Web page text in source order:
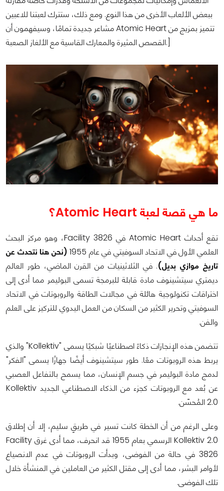
ببعض الألعاب الأخرى من هذا النوع. ومع ذلك، ستترك لعبتنا للاعبين
مشاعر جديدة تمامًا، وسيفهمون أن Atomic Heart تتميز بمزيج من
القصص المثيرة والمعارك القاسية مع الألغاز الصعبة.]
ما هي قصة لعبة Atomic Heart؟
تقع أحداث Atomic Heart في Facility 3826، وهو مركز البحث
العلمي الأول في الاتحاد السوفيتي في عام 1955
(نحن هنا نتحدث عن
تاريخ موازي بديل). في الثلاثينيات من القرن الماضي، طور العالم
ديمتري سيتشينوف مادة قابلة للبرمجة تسمى البوليمر مما أدى إلى
اختراقات تكنولوجية هائلة في مجالات الطاقة والروبوتات في الاتحاد
السوفيتي وتحرير الكثير من السكان من العمل اليدوي للتركيز على العلم
والفن.
تتضمن هذه الإنجازات ذكاءً اصطناعيًا شبكيًا يسمى "Kollektiv" والذي
يربط هذه الروبوتات معًا. طور سيتشينوف أيضًا جهازًا يسمى "الفكر"
لدمج مادة البوليمر في جسم الإنسان، مما يسمح بالتفاعل العصبي
عن بُعد مع الروبوتات كجزء من الذكاء الاصطناعي الجديد Kollektiv
2.0 المُحسّن.
وعلى الرغم من أن الخطة كانت تسير في طريقٍ سليم، إلا أن إطلاق
Kollektiv 2.0 الرسمي بعام 1955 قد انحرف، مما أدى غرق Facility
3826 في حالة من الفوضى، وبدأت الروبوتات في عدم الانصياع
لأوامر البشر، مما أدى إلى مقتل الكثير من العاملين في المنشأة خلال
تلك الفوضى.